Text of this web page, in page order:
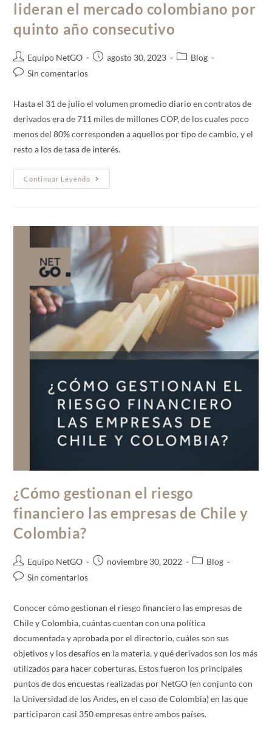
lideran el mercado colombiano por
quinto año consecutivo
Equipo NetGO agosto 30, 2023
Blog
Sin comentarios
Hasta el 31 de julio el volumen promedio diario en contratos de
derivados era de 711 miles de millones COP, de los cuales poco
menos del 80% corresponden a aquellos por tipo de cambio, y el
resto a los de tasa de interés.
Continuar Leyendo
¿Cómo gestionan el riesgo
financiero las empresas de Chile y
Colombia?
Equipo NetGO noviembre 30, 2022
Blog
Sin comentarios
Conocer cómo gestionan el riesgo financiero las empresas de
Chile y Colombia, cuántas cuentan con una política
documentada y aprobada por el directorio, cuáles son sus
objetivos y los desafíos en la materia, y qué derivados son los más
utilizados para hacer coberturas. Estos fueron los principales
puntos de dos encuestas realizadas por NetGO (en conjunto con
la Universidad de los Andes, en el caso de Colombia) en las que
participaron casi 350 empresas entre ambos países.